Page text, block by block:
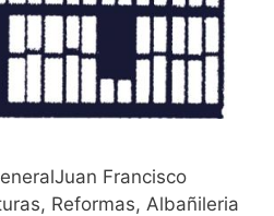
Francisco
Reformas, Albañileria